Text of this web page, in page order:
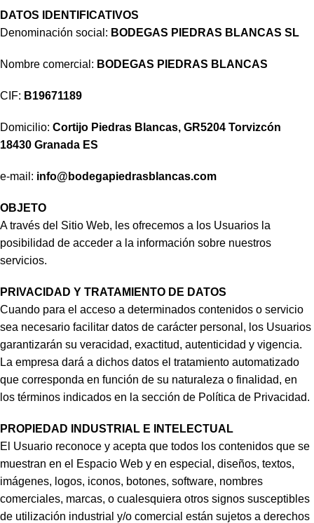
DATOS IDENTIFICATIVOS
Denominación social: BODEGAS PIEDRAS BLANCAS SL
Nombre comercial: BODEGAS PIEDRAS BLANCAS
CIF: B19671189
Domicilio: Cortijo Piedras Blancas, GR5204 Torvizcón
18430 Granada ES
e-mail: info@bodegapiedrasblancas.com
OBJETO
A través del Sitio Web, les ofrecemos a los Usuarios la
posibilidad de acceder a la información sobre nuestros
servicios.
PRIVACIDAD Y TRATAMIENTO DE DATOS
Cuando para el acceso a determinados contenidos o servicio
sea necesario facilitar datos de carácter personal, los Usuarios
garantizarán su veracidad, exactitud, autenticidad y vigencia.
La empresa dará a dichos datos el tratamiento automatizado
que corresponda en función de su naturaleza o finalidad, en
los términos indicados en la sección de Política de Privacidad.
PROPIEDAD INDUSTRIAL E INTELECTUAL
El Usuario reconoce y acepta que todos los contenidos que se
muestran en el Espacio Web y en especial, diseños, textos,
imágenes, logos, iconos, botones, software, nombres
comerciales, marcas, o cualesquiera otros signos susceptibles
de utilización industrial y/o comercial están sujetos a derechos